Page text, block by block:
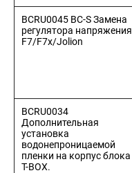
BCRU0045 BC-S Замена
регулятора напряжения
F7/F7x/Jolion
BCRU0034
Дополнительная
установка
водонепроницаемой
пленки на корпус блока
T-BOX.